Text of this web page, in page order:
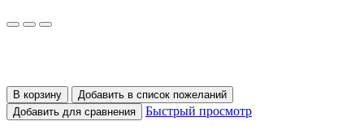
В корзину
Добавить в список пожеланий
Добавить для сравнения
Быстрый просмотр